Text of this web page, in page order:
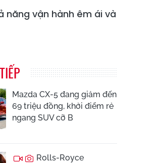
năng vận hành êm ái và
Mazda CX-5 đang giảm đến
69 triệu đồng, khởi điểm rẻ
ngang SUV cỡ B
Rolls-Royce